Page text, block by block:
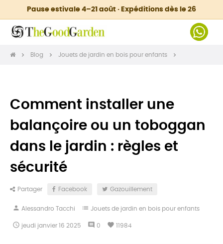
Pause estivale 4–21 août · Expéditions dès le 26
Blog Jouets de jardin en bois pour enfants
Comment installer une
balançoire ou un toboggan
dans le jardin : règles et
sécurité
Partager Facebook Gazouillement
person Alessandro Tacchi list Jouets de jardin en bois pour enfants
 jeudi janvier 16 2025 comment 0 favorite 11984